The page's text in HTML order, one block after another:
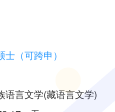
（可跨申）
语言文学(藏语言文学)